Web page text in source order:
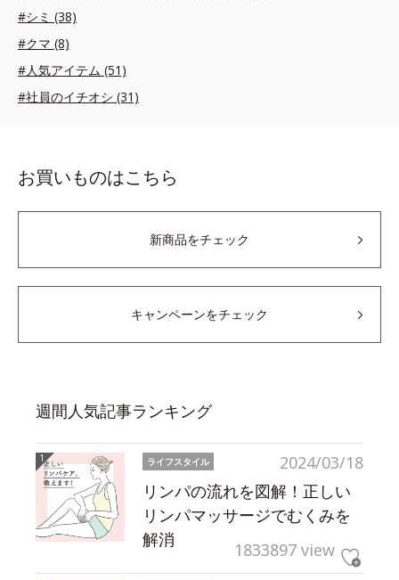
#シミ (38)
#クマ (8)
#人気アイテム (51)
#社員のイチオシ (31)
お買いものはこちら
新商品をチェック
キャンペーンをチェック
週間人気記事ランキング
2024/03/18
ライフスタイル
リンパの流れを図解！正しい
リンパマッサージでむくみを
解消
1833897 view